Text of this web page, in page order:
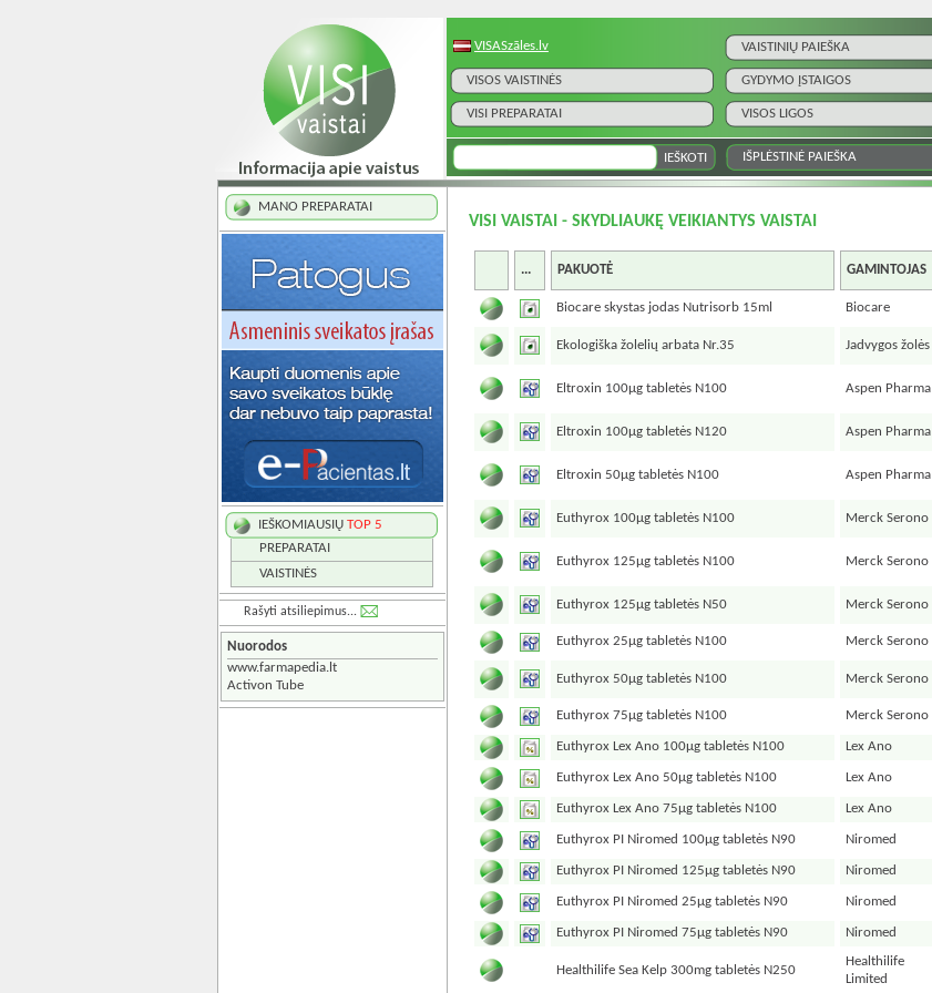
VISASzāles.lv VAISTINIŲ PAIEŠKA
VISOS VAISTINĖS GYDYMO ĮSTAIGOS
VISI PREPARATAI VISOS LIGOS
IŠPLĖSTINĖ PAIEŠKA
MANO PREPARATAI
IEŠKOMIAUSIŲ TOP 5
PREPARATAI
VAISTINĖS
Rašyti atsiliepimus...
Nuorodos
www.farmapedia.lt
Activon Tube
VISI VAISTAI - SKYDLIAUKĘ VEIKIANTYS VAISTAI
... PAKUOTĖ GAMINTOJAS
Biocare skystas jodas Nutrisorb 15ml
Biocare
Ekologiška žolelių arbata Nr.35 Jadvygos žolės
Eltroxin 100µg tabletės N100 Aspen Pharma
Eltroxin 100µg tabletės N120 Aspen Pharma
Eltroxin 50µg tabletės N100 Aspen Pharma
Euthyrox 100µg tabletės N100 Merck Serono
Euthyrox 125µg tabletės N100 Merck Serono
Euthyrox 125µg tabletės N50 Merck Serono
Euthyrox 25µg tabletės N100 Merck Serono
Euthyrox 50µg tabletės N100 Merck Serono
Euthyrox 75µg tabletės N100 Merck Serono
Euthyrox Lex Ano 100µg tabletės N100 Lex Ano
Euthyrox Lex Ano 50µg tabletės N100 Lex Ano
Euthyrox Lex Ano 75µg tabletės N100 Lex Ano
Euthyrox PI Niromed 100µg tabletės N90 Niromed
Euthyrox PI Niromed 125µg tabletės N90 Niromed
Euthyrox PI Niromed 25µg tabletės N90 Niromed
Euthyrox PI Niromed 75µg tabletės N90 Niromed
Healthilife Sea Kelp 300mg tabletės N250
Healthilife
Limited